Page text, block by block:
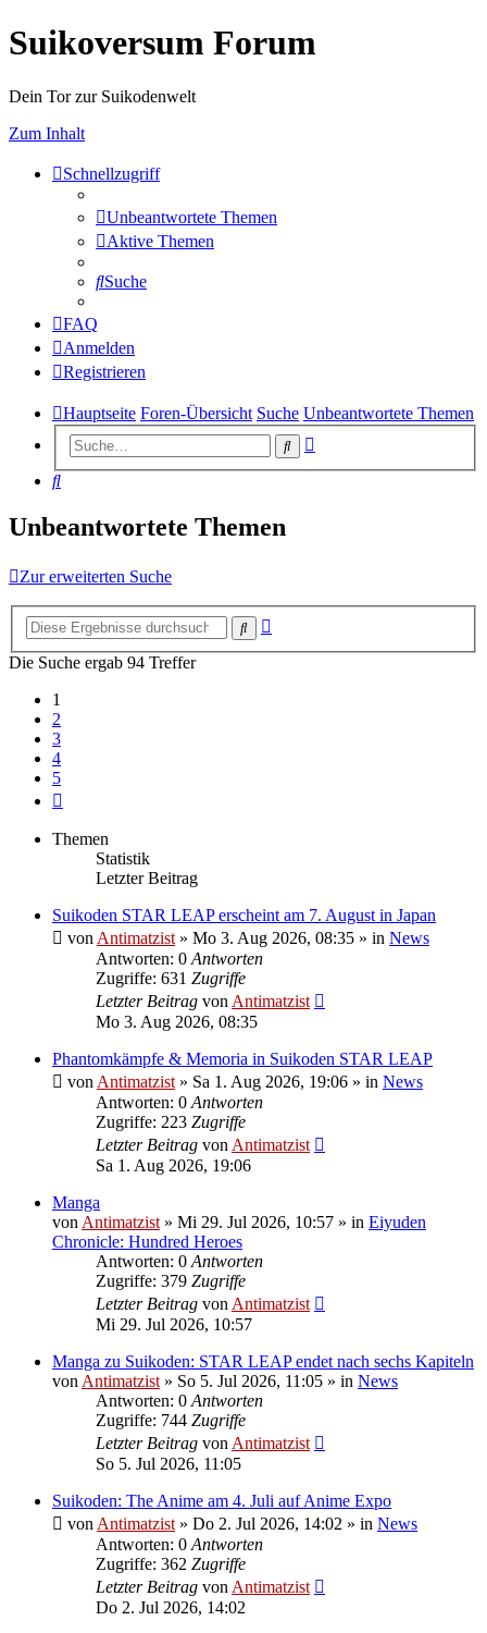
Suikoversum Forum
Dein Tor zur Suikodenwelt
Zum Inhalt
Schnellzugriff
Unbeantwortete Themen
Aktive Themen
Suche
FAQ
Anmelden
Registrieren
Hauptseite Foren-Übersicht Suche Unbeantwortete Themen
Suche
Suche
Unbeantwortete Themen
Zur erweiterten Suche
Suche
Die Suche ergab 94 Treffer
1
2
3
4
5
Themen
Statistik
Letzter Beitrag
Suikoden STAR LEAP erscheint am 7. August in Japan
von Antimatzist » Mo 3. Aug 2026, 08:35 » in News
Antworten: 0 Antworten
Zugriffe: 631 Zugriffe
Letzter Beitrag von Antimatzist
Mo 3. Aug 2026, 08:35
Phantomkämpfe & Memoria in Suikoden STAR LEAP
von Antimatzist » Sa 1. Aug 2026, 19:06 » in News
Antworten: 0 Antworten
Zugriffe: 223 Zugriffe
Letzter Beitrag von Antimatzist
Sa 1. Aug 2026, 19:06
Manga
von Antimatzist » Mi 29. Jul 2026, 10:57 » in Eiyuden
Chronicle: Hundred Heroes
Antworten: 0 Antworten
Zugriffe: 379 Zugriffe
Letzter Beitrag von Antimatzist
Mi 29. Jul 2026, 10:57
Manga zu Suikoden: STAR LEAP endet nach sechs Kapiteln
von Antimatzist » So 5. Jul 2026, 11:05 » in News
Antworten: 0 Antworten
Zugriffe: 744 Zugriffe
Letzter Beitrag von Antimatzist
So 5. Jul 2026, 11:05
Suikoden: The Anime am 4. Juli auf Anime Expo
von Antimatzist » Do 2. Jul 2026, 14:02 » in News
Antworten: 0 Antworten
Zugriffe: 362 Zugriffe
Letzter Beitrag von Antimatzist
Do 2. Jul 2026, 14:02